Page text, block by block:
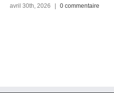
avril 30th, 2026 | 0 commentaire